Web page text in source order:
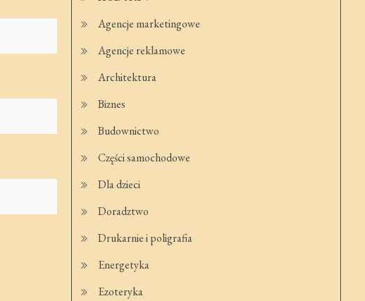
Agencje marketingowe
Agencje reklamowe
Architektura
Biznes
Budownictwo
Części samochodowe
Dla dzieci
Doradztwo
Drukarnie i poligrafia
Energetyka
Ezoteryka